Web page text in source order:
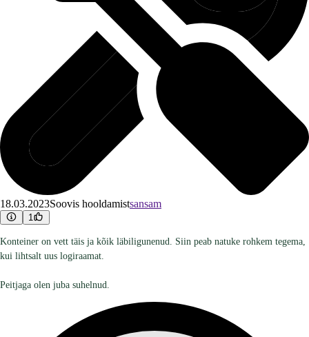
18.03.2023Soovis hooldamistsansam
1
Konteiner on vett täis ja kõik läbiligunenud. Siin peab natuke rohkem tegema,
kui lihtsalt uus logiraamat.
Peitjaga olen juba suhelnud.